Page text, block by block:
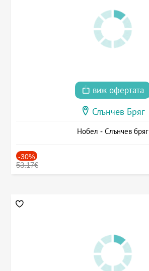
виж офертата
Слънчев Бряг
Нобел - Слънчев бряг
-30%
53.17€